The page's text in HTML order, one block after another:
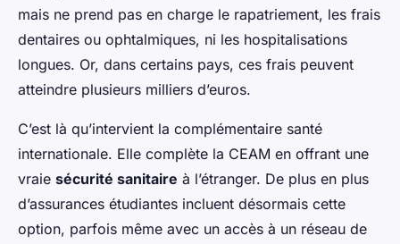
mais ne prend pas en charge le rapatriement, les frais
dentaires ou ophtalmiques, ni les hospitalisations
longues. Or, dans certains pays, ces frais peuvent
atteindre plusieurs milliers d’euros.
C’est là qu’intervient la complémentaire santé
internationale. Elle complète la CEAM en offrant une
vraie sécurité sanitaire à l’étranger. De plus en plus
d’assurances étudiantes incluent désormais cette
option, parfois même avec un accès à un réseau de